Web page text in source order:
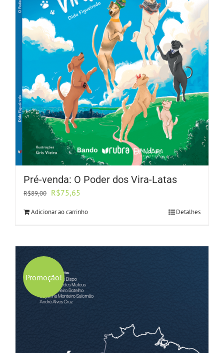
Pré-venda: O Poder dos Vira-Latas
R$89,00 O
R$89,00.
R$75,65
R$75,65.
Adicionar ao carrinho Detalhes
Promoção!